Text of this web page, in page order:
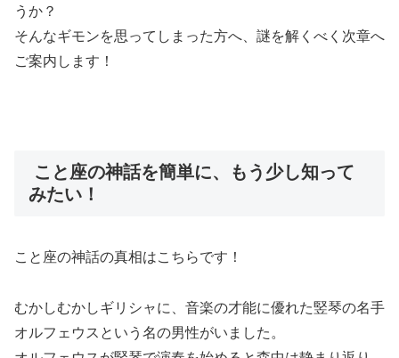
うか？
そんなギモンを思ってしまった方へ、謎を解くべく次章へ
ご案内します！
こと座の神話を簡単に、もう少し知って
みたい！
こと座の神話の真相はこちらです！
むかしむかしギリシャに、音楽の才能に優れた竪琴の名手
オルフェウスという名の男性がいました。